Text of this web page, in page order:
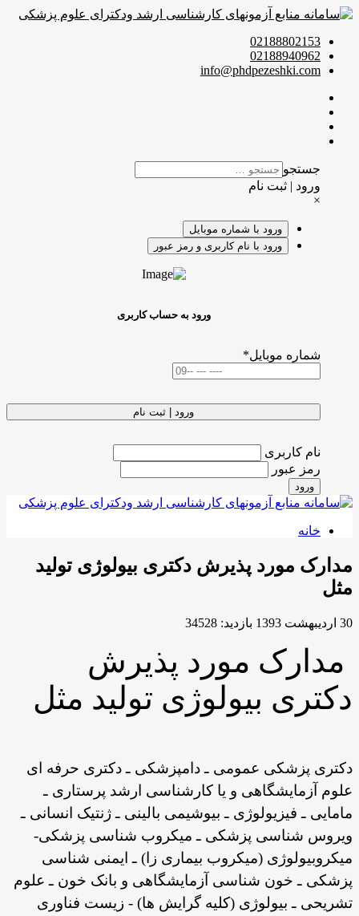
02188802153
02188940962
info@phdpezeshki.com
جستجو
ورود | ثبت نام
×
ورود با شماره موبایل
ورود با نام کاربری و رمز عبور
ورود به حساب کاربری
شماره موبایل*
ورود | ثبت نام
نام کاربری
رمز عبور
ورود
خانه
مدارک مورد پذیرش دکتری بیولوژی تولید
مثل
30 ارديبهشت 1393 بازدید: 34528
مدارک مورد پذیرش
دکتری بیولوژی تولید مثل
دکتری پزشکی عمومی ـ دامپزشکی ـ دکتری حرفه ای
علوم آزمایشگاهی و یا کارشناسی ارشد پرستاری ـ
مامایی ـ فیزیولوژی ـ بیوشیمی بالینی ـ ژنتیک انسانی ـ
ویروس شناسی پزشکی ـ میکروب شناسی پزشکی-
میکروبیولوژی (میکروب بیماری زا) ـ ایمنی شناسی
پزشکی ـ خون شناسی آزمایشگاهی و بانک خون ـ علوم
تشریحی ـ بیولوژی (کلیه گرایش ها) - زیست فناوری